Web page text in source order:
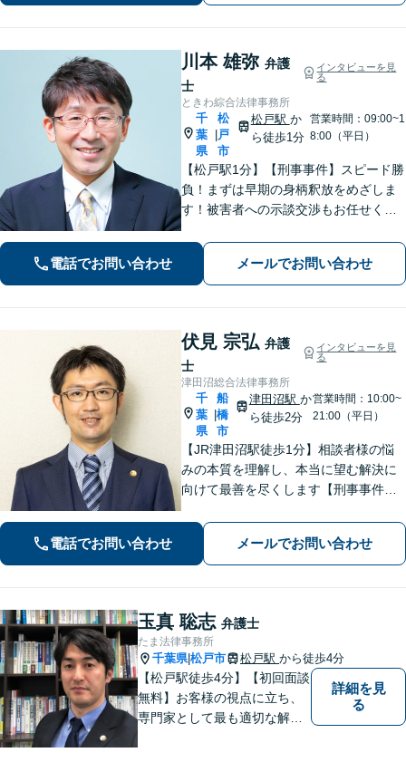
お困りの際はまずはご相談下さい。
川本 雄弥 弁護
士
インタビューを見
る
ときわ綜合法律事務所
千
葉
県
松
戸
市
松戸駅 か
ら徒歩1分
営業時間：09:00~1
8:00（平日）
【松戸駅1分】【刑事事件】スピード勝
負！まずは早期の身柄釈放をめざしま
す！被害者への示談交渉もお任せくだ
も」で悩んでいませんか？証拠の集め
方や交渉の進め方には自信がありま
す。調停もお任せください。
電話でお問い合わせ メールでお問い合わせ
伏見 宗弘 弁護
士
インタビューを見
る
津田沼総合法律事務所
千
葉
県
船
橋
市
津田沼駅 か
ら徒歩2分
営業時間：10:00~
21:00（平日）
【JR津田沼駅徒歩1分】相談者様の悩
みの本質を理解し、本当に望む解決に
向けて最善を尽くします【刑事事件】
い【交通事故】医療費の打ち切り、後
遺障害等級認定など。保険会社との対
等な交渉にはぜひ弁護士にご依頼を！
電話でお問い合わせ メールでお問い合わせ
玉真 聡志 弁護士
たま法律事務所
千葉県|松戸市 松戸駅 から徒歩4分
【松戸駅徒歩4分】【初回面談
無料】お客様の視点に立ち、
専門家として最も適切な解決
詳細を見
る